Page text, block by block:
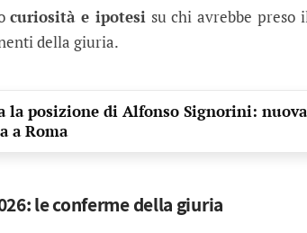
curiosità e ipotesisu chi avrebbe preso
della giuria.
la posizione di Alfonso Signorini:
a Roma
le conferme della giuria